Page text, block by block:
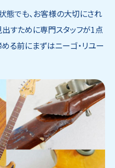
態でも、お客様の大切にされ
すために専門スタッフが1点
る前にまずはニーゴ・リユー